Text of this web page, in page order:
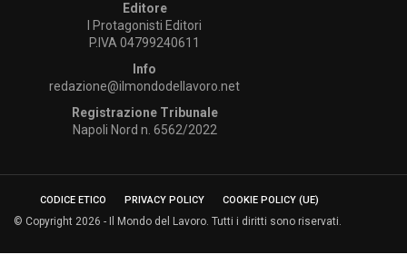
Editore
I Protagonisti Editori
P.IVA 04799240611
Info
redazione@ilmondodellavoro.net
Registrazione Tribunale
Napoli Nord n. 6562/2022
CODICE ETICO PRIVACY POLICY COOKIE POLICY (UE)
© Copyright 2026 - Il Mondo del Lavoro. Tutti i diritti sono riservati.